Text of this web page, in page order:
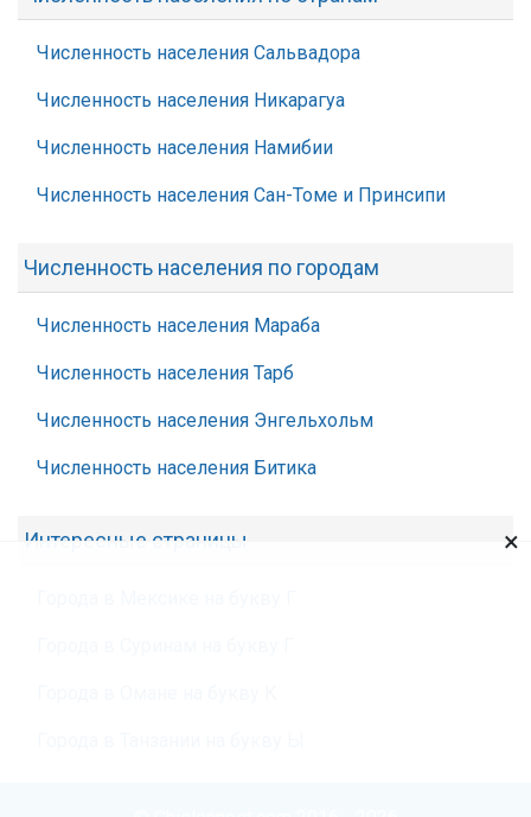
Численность населения Сальвадора
Численность населения Никарагуа
Численность населения Намибии
Численность населения Сан-Томе и Принсипи
Численность населения по городам
Численность населения Мараба
Численность населения Тарб
Численность населения Энгельхольм
Численность населения Битика
Интересные страницы ×